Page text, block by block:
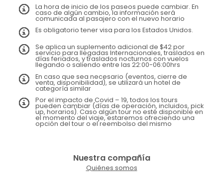
La hora de inicio de los paseos puede cambiar. En
caso de algún cambio, la información será
comunicada al pasajero con el nuevo horario
Es obligatorio tener visa para los Estados Unidos.
Se aplica un suplemento adicional de $42 por
servicio para llegadas Internacionales, traslados en
días feriados, y traslados nocturnos con vuelos
llegando o saliendo entre las 22:00-06:00hrs
En caso que sea necesario (eventos, cierre de
venta, disponibilidad), se utilizará un hotel de
categoría similar
Por el impacto de Covid – 19, todos los tours
pueden cambiar (días de operación, incluidos, pick
up, horarios). Caso algún tour no esté disponible en
el momento del viaje, estaremos ofreciendo una
opción del tour o el reembolso del mismo
Nuestra compañía
Quiénes somos